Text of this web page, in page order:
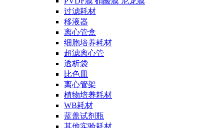
过滤耗材
移液器
离心管盒
细胞培养耗材
超滤离心管
透析袋
比色皿
离心管架
植物培养耗材
WB耗材
蓝盖试剂瓶
其他实验耗材